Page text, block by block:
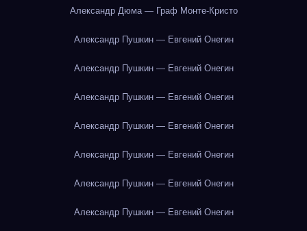
Александр Дюма — Граф Монте-Кристо
Александр Пушкин — Евгений Онегин
Александр Пушкин — Евгений Онегин
Александр Пушкин — Евгений Онегин
Александр Пушкин — Евгений Онегин
Александр Пушкин — Евгений Онегин
Александр Пушкин — Евгений Онегин
Александр Пушкин — Евгений Онегин